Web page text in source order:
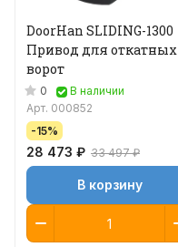
DoorHan SLIDING-1300
Привод для откатных
ворот
0
В наличии
Арт. 000852
-15%
28 473 ₽ 33 497 ₽
В корзину